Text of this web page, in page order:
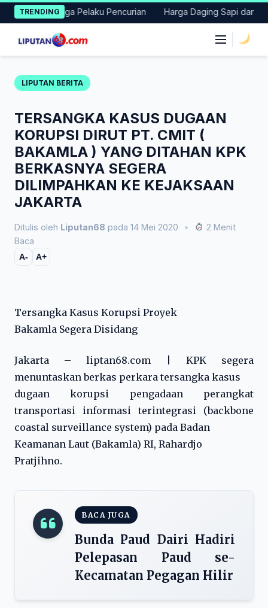
Skip
to
content
TRENDING
Terduga Pelaku Pencurian Harga Daging Sapi dan Cabai
LIPUTAN BERITA
TERSANGKA KASUS DUGAAN
KORUPSI DIRUT PT. CMIT (
BAKAMLA ) YANG DITAHAN KPK
BERKASNYA SEGERA
DILIMPAHKAN KE KEJAKSAAN
JAKARTA
Ditulis oleh Liputan68 pada 14 Mei 2020 •
2 Menit
Baca
A- A+
Tersangka Kasus Korupsi Proyek
Bakamla Segera Disidang
Jakarta – liptan68.com | KPK segera
menuntaskan berkas perkara tersangka kasus
dugaan korupsi pengadaan perangkat
transportasi informasi terintegrasi (backbone
coastal surveillance system) pada Badan
Keamanan Laut (Bakamla) RI, Rahardjo
Pratjihno.
BACA JUGA
Bunda Paud Dairi Hadiri
Pelepasan Paud se-
Kecamatan Pegagan Hilir